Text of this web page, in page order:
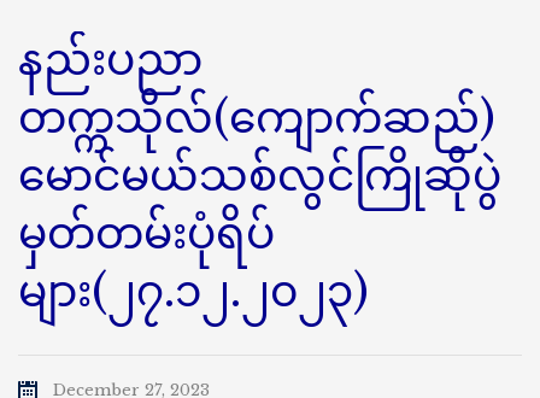
နည်းပညာ
တက္ကသိုလ်(ကျောက်ဆည်)
မောင်မယ်သစ်လွင်ကြိုဆိုပွဲ
မှတ်တမ်းပုံရိပ်
များ(၂၇.၁၂.၂၀၂၃)
December 27, 2023